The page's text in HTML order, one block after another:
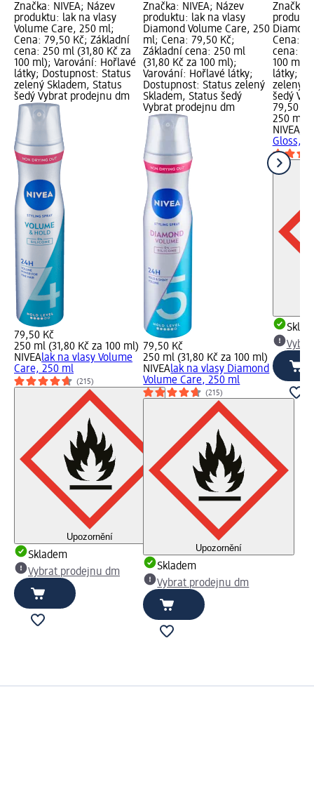
Značka: NIVEA; Název
produktu: lak na vlasy
Volume Care, 250 ml;
Cena: 79,50 Kč; Základní
cena: 250 ml (31,80 Kč za
100 ml); Varování: Hořlavé
látky; Dostupnost: Status
zelený Skladem, Status
šedý Vybrat prodejnu dm
79,50 Kč
250 ml (31,80 Kč za 100 ml)
NIVEAlak na vlasy Volume
Care, 250 ml
(215)
Upozornění
Skladem
Vybrat prodejnu dm
Značka: NIVEA; Název
produktu: lak na vlasy
Diamond Volume Care, 250
ml; Cena: 79,50 Kč;
Základní cena: 250 ml
(31,80 Kč za 100 ml);
Varování: Hořlavé látky;
Dostupnost: Status zelený
Skladem, Status šedý
Vybrat prodejnu dm
79,50 Kč
250 ml (31,80 Kč za 100 ml)
NIVEAlak na vlasy Diamond
Volume Care, 250 ml
(215)
Upozornění
Skladem
Vybrat prodejnu dm
Značka:
Cena:
cena:
100 ml);
látky;
zelený
šedý
79,50 Kč
250 ml
NIVEA
Gloss,